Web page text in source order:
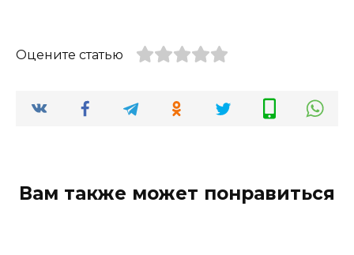
Оцените статью
Вам также может понравиться